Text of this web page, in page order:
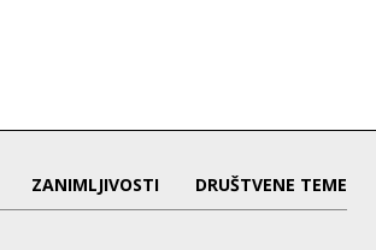
ZANIMLJIVOSTI DRUŠTVENE TEME